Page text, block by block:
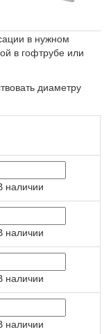
в нужном
в гофтрубе или
диаметру
наличии
наличии
наличии
наличии